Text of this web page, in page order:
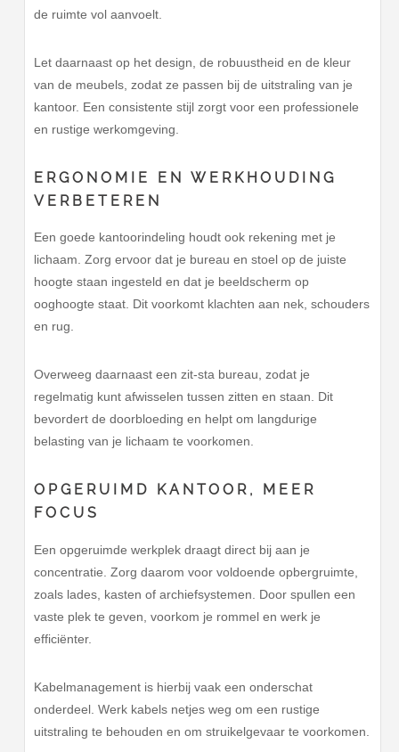
de ruimte vol aanvoelt.
Let daarnaast op het design, de robuustheid en de kleur
van de meubels, zodat ze passen bij de uitstraling van je
kantoor. Een consistente stijl zorgt voor een professionele
en rustige werkomgeving.
ERGONOMIE EN WERKHOUDING
VERBETEREN
Een goede kantoorindeling houdt ook rekening met je
lichaam. Zorg ervoor dat je bureau en stoel op de juiste
hoogte staan ingesteld en dat je beeldscherm op
ooghoogte staat. Dit voorkomt klachten aan nek, schouders
en rug.
Overweeg daarnaast een zit-sta bureau, zodat je
regelmatig kunt afwisselen tussen zitten en staan. Dit
bevordert de doorbloeding en helpt om langdurige
belasting van je lichaam te voorkomen.
OPGERUIMD KANTOOR, MEER
FOCUS
Een opgeruimde werkplek draagt direct bij aan je
concentratie. Zorg daarom voor voldoende opbergruimte,
zoals lades, kasten of archiefsystemen. Door spullen een
vaste plek te geven, voorkom je rommel en werk je
efficiënter.
Kabelmanagement is hierbij vaak een onderschat
onderdeel. Werk kabels netjes weg om een rustige
uitstraling te behouden en om struikelgevaar te voorkomen.